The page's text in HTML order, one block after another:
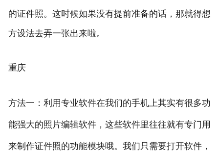
的证件照。这时候如果没有提前准备的话，那就得想
方设法去弄一张出来啦。
重庆
方法一：利用专业软件在我们的手机上其实有很多功
能强大的照片编辑软件，这些软件里往往就有专门用
来制作证件照的功能模块哦。我们只需要打开软件，